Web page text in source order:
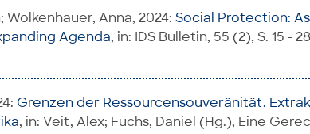
Anna, 2024: Social Protection:
Agenda, in: IDS Bulletin, 55 (2), S. 15 -
Grenzen der Ressourcensouveränität.
, in: Veit, Alex; Fuchs, Daniel (Hg.), Eine